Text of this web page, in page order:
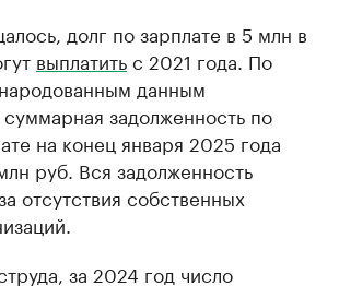
долг по зарплате в 5 млн в
выплатитьс 2021 года. По
данным
суммарная задолженность по
на конец января 2025 года
руб. Вся задолженность
отсутствия собственных
за 2024 год число